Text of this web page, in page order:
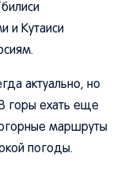
и Кутаиси
актуально, но
горы ехать еще
маршруты
погоды.